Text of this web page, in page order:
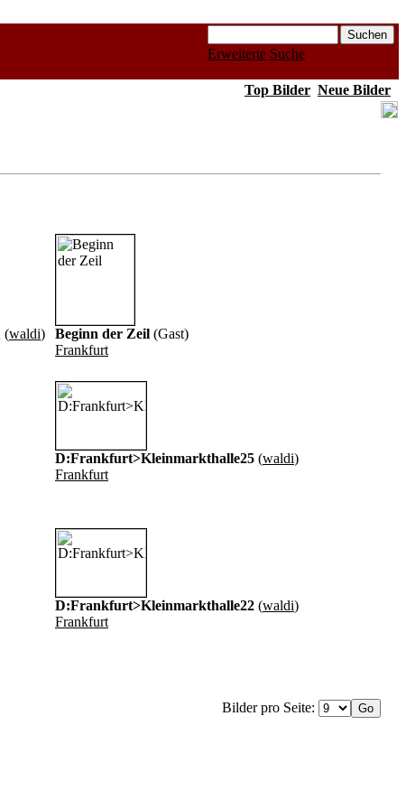
Erweiterte Suche
Top Bilder Neue Bilder
(waldi)
Beginn der Zeil (Gast)
Frankfurt
D:Frankfurt>Kleinmarkthalle25 (waldi)
Frankfurt
D:Frankfurt>Kleinmarkthalle22 (waldi)
Frankfurt
Bilder pro Seite: